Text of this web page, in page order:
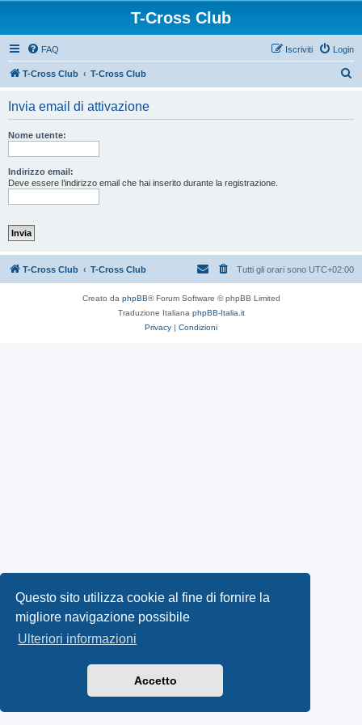
Questo sito utilizza cookie al fine di fornire la
migliore navigazione possibile
Ulteriori informazioni
Accetto
T-Cross Club
FAQ Login
Iscriviti
T-Cross Club T-Cross Club
Invia email di attivazione
Nome utente:
Indirizzo email:
Deve essere l’indirizzo email che hai inserito durante la registrazione.
T-Cross Club T-Cross Club Tutti gli orari sono UTC+02:00
Creato da phpBB® Forum Software © phpBB Limited
Traduzione Italiana phpBB-Italia.it
Privacy | Condizioni